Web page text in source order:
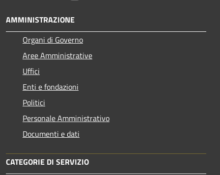
AMMINISTRAZIONE
Organi di Governo
Aree Amministrative
Uffici
Enti e fondazioni
Politici
Personale Amministrativo
Documenti e dati
CATEGORIE DI SERVIZIO